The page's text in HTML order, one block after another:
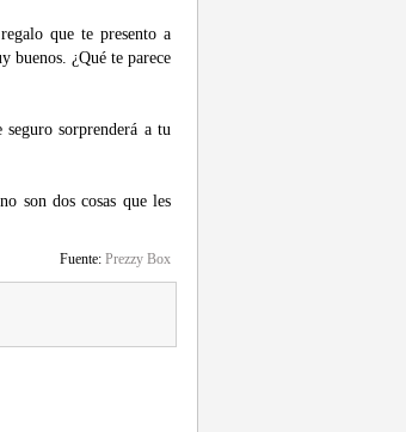
que te presento a
buenos. ¿Qué te parece
seguro sorprenderá a tu
son dos cosas que les
Fuente: Prezzy Box